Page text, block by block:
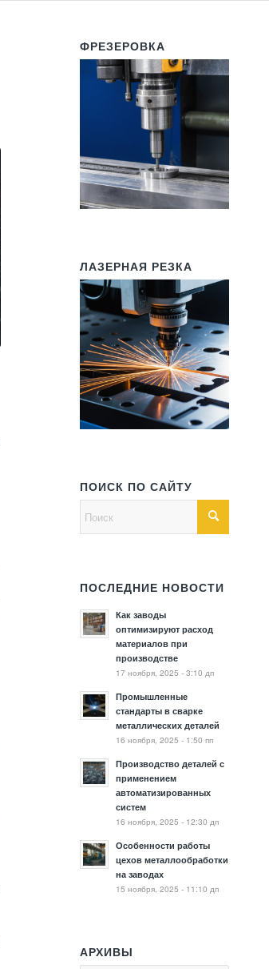
ФРЕЗЕРОВКА
ЛАЗЕРНАЯ РЕЗКА
ПОИСК ПО САЙТУ
ПОСЛЕДНИЕ НОВОСТИ
Как заводы
оптимизируют расход
материалов при
производстве
17 ноября, 2025 - 3:10 дп
Промышленные
стандарты в сварке
металлических деталей
16 ноября, 2025 - 1:50 пп
Производство деталей с
применением
автоматизированных
систем
16 ноября, 2025 - 12:30 дп
Особенности работы
цехов металлообработки
на заводах
15 ноября, 2025 - 11:10 дп
АРХИВЫ